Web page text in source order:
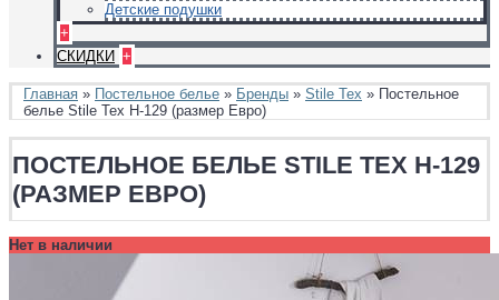
Детские подушки
+
СКИДКИ +
Главная » Постельное белье » Бренды » Stile Tex » Постельное
белье Stile Tex H-129 (размер Евро)
ПОСТЕЛЬНОЕ БЕЛЬЕ STILE TEX H-129
(РАЗМЕР ЕВРО)
Нет в наличии